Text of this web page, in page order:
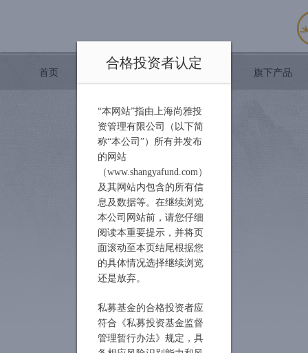
合格投资者认定
“本网站”指由上海尚雅投
资管理有限公司（以下简
称“本公司”）所有并发布
的网站
（www.shangyafund.com）
及其网站内包含的所有信
息及数据等。在继续浏览
本公司网站前，请您仔细
阅读本重要提示，并将页
面滚动至本页结尾根据您
的具体情况选择继续浏览
还是放弃。
私募基金的合格投资者应
符合《私募投资基金监督
管理暂行办法》规定，具
首页 尚雅简介 旗下产品